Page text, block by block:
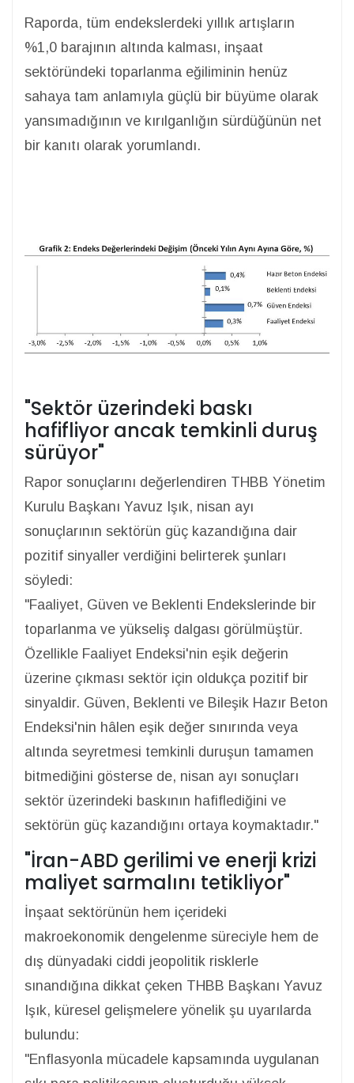
Raporda, tüm endekslerdeki yıllık artışların
%1,0 barajının altında kalması, inşaat
sektöründeki toparlanma eğiliminin henüz
sahaya tam anlamıyla güçlü bir büyüme olarak
yansımadığının ve kırılganlığın sürdüğünün net
bir kanıtı olarak yorumlandı.
"Sektör üzerindeki baskı
hafifliyor ancak temkinli duruş
sürüyor"
Rapor sonuçlarını değerlendiren THBB Yönetim
Kurulu Başkanı Yavuz Işık, nisan ayı
sonuçlarının sektörün güç kazandığına dair
pozitif sinyaller verdiğini belirterek şunları
söyledi:
"Faaliyet, Güven ve Beklenti Endekslerinde bir
toparlanma ve yükseliş dalgası görülmüştür.
Özellikle Faaliyet Endeksi'nin eşik değerin
üzerine çıkması sektör için oldukça pozitif bir
sinyaldir. Güven, Beklenti ve Bileşik Hazır Beton
Endeksi'nin hâlen eşik değer sınırında veya
altında seyretmesi temkinli duruşun tamamen
bitmediğini gösterse de, nisan ayı sonuçları
sektör üzerindeki baskının hafiflediğini ve
sektörün güç kazandığını ortaya koymaktadır."
"İran-ABD gerilimi ve enerji krizi
maliyet sarmalını tetikliyor"
İnşaat sektörünün hem içerideki
makroekonomik dengelenme süreciyle hem de
dış dünyadaki ciddi jeopolitik risklerle
sınandığına dikkat çeken THBB Başkanı Yavuz
Işık, küresel gelişmelere yönelik şu uyarılarda
bulundu:
"Enflasyonla mücadele kapsamında uygulanan